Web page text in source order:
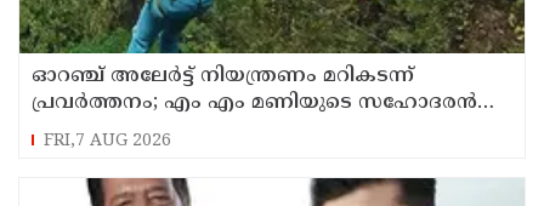
ഓറഞ്ച് അലേര്‍ട്ട് നിയന്ത്രണം മറികടന്ന്
പ്രവര്‍ത്തനം; എം എം മണിയുടെ സഹോദരന്‍
നടത്തുന്ന സിപ് ലൈന്‍ പൂട്ടിച്ച് അധികൃതര്‍
FRI,7 AUG 2026